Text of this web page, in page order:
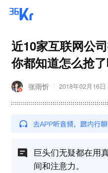
近10家互联网公
你都知道怎么抢了
张雨忻 2018年02月16日
巨头们无疑都在用
间和注意力。